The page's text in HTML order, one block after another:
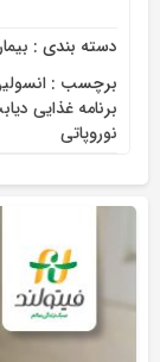
دسته بندی :
برچسب :
برنامه غذایی
نوروپاتی